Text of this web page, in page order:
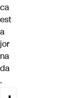
ca
est
a
jor
na
da
.